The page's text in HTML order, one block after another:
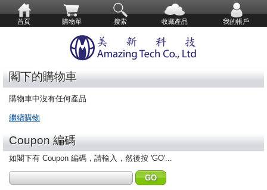
首頁 購物單 搜索 收藏產品 我的帳戶
閣下的購物車
購物車中沒有任何產品
繼續購物
Coupon 編碼
如閣下有 Coupon 編碼，請輸入，然後按 'GO'...